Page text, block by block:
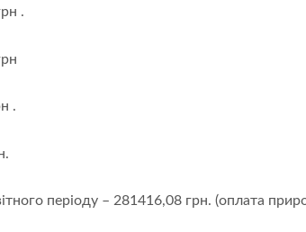
.
.
періоду – 281416,08 грн. (оплата